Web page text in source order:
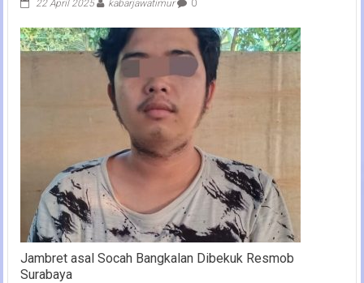
22 April 2025 kabarjawatimur 0
Jambret asal Socah Bangkalan Dibekuk Resmob
Surabaya